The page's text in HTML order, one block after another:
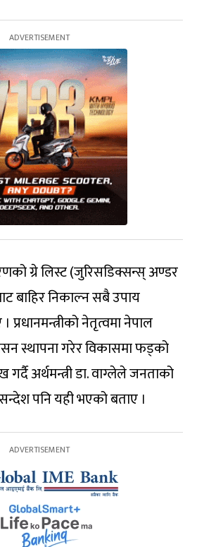
ग्रे लिस्ट (जुरिसडिक्सन्स् अण्डर
बाहिर निकाल्न सबै उपाय
नेतृत्वमा नेपाल
स्थापना गरेर विकासमा फड्को
अर्थमन्त्री डा. वाग्लेले जनताको
पनि यही भएको बताए ।